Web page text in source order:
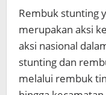
Rembuk stunting
merupakan aksi
aksi nasional
stunting dan
melalui rembuk